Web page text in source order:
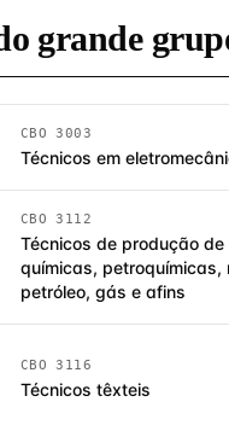
grande
CBO 3003
Técnicos em
CBO 3112
Técnicos de produção
químicas, petroquímicas,
petróleo, gás e afins
CBO 3116
Técnicos têxteis